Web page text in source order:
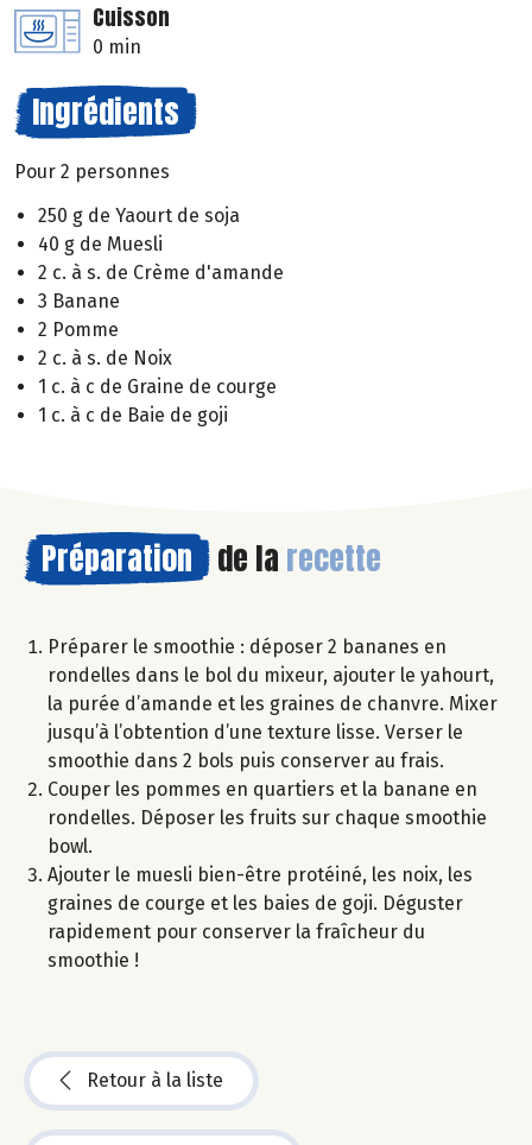
Cuisson
0 min
Ingrédients
Pour 2 personnes
250 g de Yaourt de soja
40 g de Muesli
2 c. à s. de Crème d'amande
3 Banane
2 Pomme
2 c. à s. de Noix
1 c. à c de Graine de courge
1 c. à c de Baie de goji
Préparation de la recette
Préparer le smoothie : déposer 2 bananes en
rondelles dans le bol du mixeur, ajouter le yahourt,
la purée d’amande et les graines de chanvre. Mixer
jusqu’à l’obtention d’une texture lisse. Verser le
smoothie dans 2 bols puis conserver au frais.
Couper les pommes en quartiers et la banane en
rondelles. Déposer les fruits sur chaque smoothie
bowl.
Ajouter le muesli bien-être protéiné, les noix, les
graines de courge et les baies de goji. Déguster
rapidement pour conserver la fraîcheur du
smoothie !
Retour à la liste